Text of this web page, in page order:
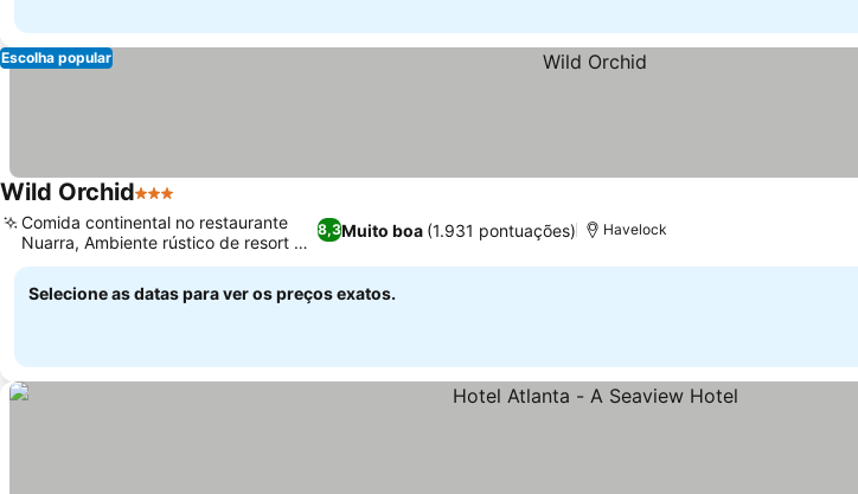
Escolha popular
Wild Orchid3 Estrelas
8,3Muito boa (1.931 pontuações)
Comida continental no restaurante
Nuarra, Ambiente rústico de resort na
selva
Havelock
Selecione as datas para ver os preços exatos.